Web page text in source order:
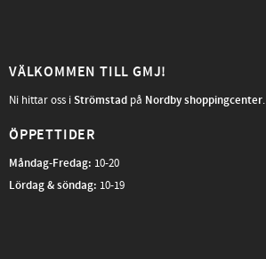
VÄLKOMMEN TILL GMJ!
Ni hittar oss iStrömstad på Nordby shoppingcenter.
ÖPPETTIDER
Måndag-Fredag: 10-20
Lördag & söndag: 10-19